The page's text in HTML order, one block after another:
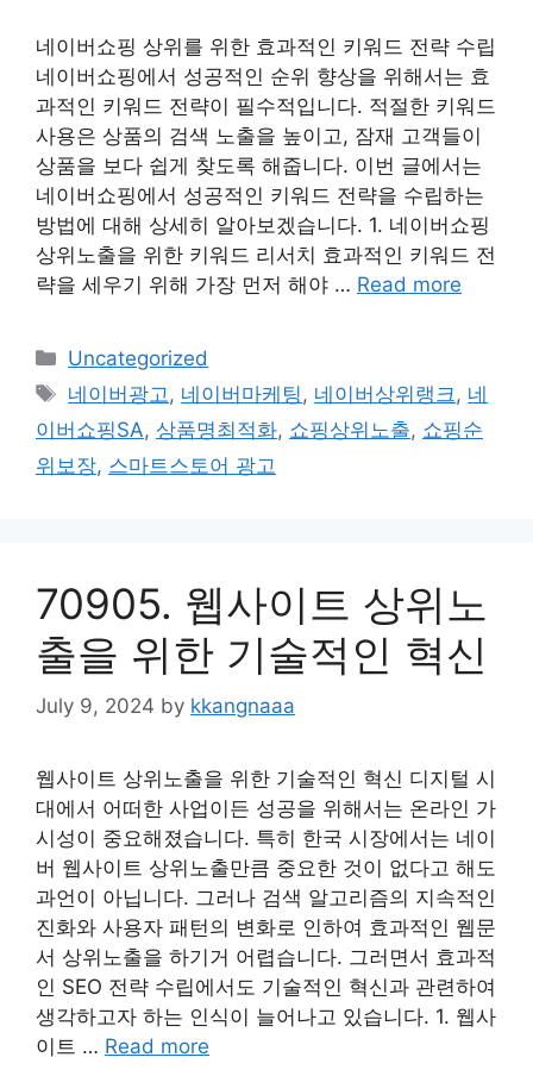
네이버쇼핑 상위를 위한 효과적인 키워드 전략 수립
네이버쇼핑에서 성공적인 순위 향상을 위해서는 효
과적인 키워드 전략이 필수적입니다. 적절한 키워드
사용은 상품의 검색 노출을 높이고, 잠재 고객들이
상품을 보다 쉽게 찾도록 해줍니다. 이번 글에서는
네이버쇼핑에서 성공적인 키워드 전략을 수립하는
방법에 대해 상세히 알아보겠습니다. 1. 네이버쇼핑
상위노출을 위한 키워드 리서치 효과적인 키워드 전
략을 세우기 위해 가장 먼저 해야 … Read more
Categories
Uncategorized
Tags
네이버광고 , 네이버마케팅 , 네이버상위랭크 , 네
이버쇼핑SA, 상품명최적화, 쇼핑상위노출, 쇼핑순
위보장, 스마트스토어 광고
70905. 웹사이트 상위노
출을 위한 기술적인 혁신
July 9, 2024 by kkangnaaa
웹사이트 상위노출을 위한 기술적인 혁신 디지털 시
대에서 어떠한 사업이든 성공을 위해서는 온라인 가
시성이 중요해졌습니다. 특히 한국 시장에서는 네이
버 웹사이트 상위노출만큼 중요한 것이 없다고 해도
과언이 아닙니다. 그러나 검색 알고리즘의 지속적인
진화와 사용자 패턴의 변화로 인하여 효과적인 웹문
서 상위노출을 하기거 어렵습니다. 그러면서 효과적
인 SEO 전략 수립에서도 기술적인 혁신과 관련하여
생각하고자 하는 인식이 늘어나고 있습니다. 1. 웹사
이트 … Read more